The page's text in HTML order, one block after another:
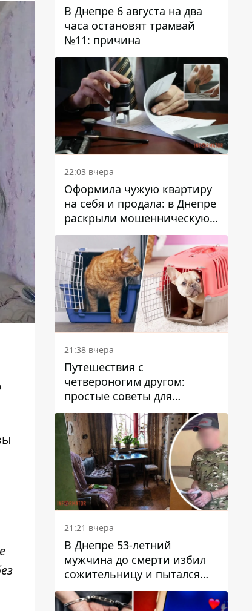
В Днепре 6 августа на два
часа остановят трамвай
№11: причина
22:03 вчера
Оформила чужую квартиру
на себя и продала: в Днепре
раскрыли мошенническую
схему с недвижимостью
21:38 вчера
Путешествия с
четвероногим другом:
простые советы для
поездок с животными
21:21 вчера
В Днепре 53-летний
мужчина до смерти избил
сожительницу и пытался
скрыть преступление:
детали